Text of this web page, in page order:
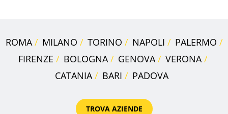
ROMA MILANO TORINO NAPOLI
PALERMO
FIRENZE
BOLOGNA GENOVA
VERONA
CATANIA
BARI PADOVA
TROVA AZIENDE